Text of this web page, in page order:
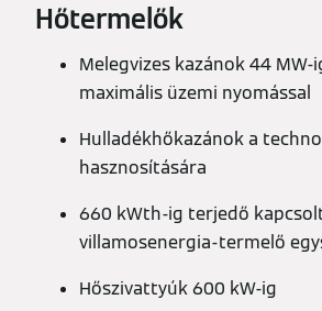
Hőtermelők
Melegvizes kazánok 44 MW-
maximális üzemi nyomással
Hulladékhőkazánok a
hasznosítására
660 kWth-ig terjedő
villamosenergia-termelő
Hőszivattyúk 600 kW-ig